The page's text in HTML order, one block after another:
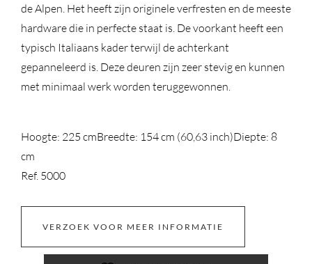
de Alpen. Het heeft zijn originele verfresten en de meeste
hardware die in perfecte staat is. De voorkant heeft een
typisch Italiaans kader terwijl de achterkant
gepanneleerd is. Deze deuren zijn zeer stevig en kunnen
met minimaal werk worden teruggewonnen.
Hoogte: 225 cmBreedte: 154 cm (60,63 inch)Diepte: 8
cm
Ref. 5000
VERZOEK VOOR MEER INFORMATIE